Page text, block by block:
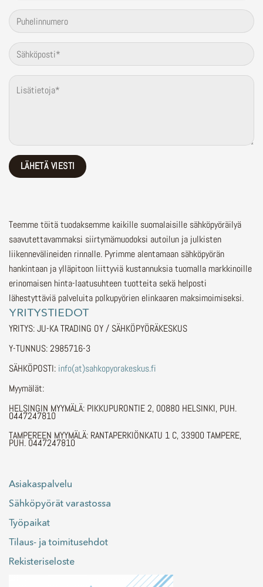
Teemme töitä tuodaksemme kaikille suomalaisille sähköpyöräilyä
saavutettavammaksi siirtymämuodoksi autoilun ja julkisten
liikennevälineiden rinnalle. Pyrimme alentamaan sähköpyörän
hankintaan ja ylläpitoon liittyviä kustannuksia tuomalla markkinoille
erinomaisen hinta-laatusuhteen tuotteita sekä helposti
lähestyttäviä palveluita polkupyörien elinkaaren maksimoimiseksi.
YRITYSTIEDOT
YRITYS: JU-KA TRADING OY / SÄHKÖPYÖRÄKESKUS
Y-TUNNUS: 2985716-3
SÄHKÖPOSTI: info(at)sahkopyorakeskus.fi
Myymälät:
HELSINGIN MYYMÄLÄ: PIKKUPURONTIE 2, 00880 HELSINKI, PUH.
0447247810
TAMPEREEN MYYMÄLÄ: RANTAPERKIÖNKATU 1 C, 33900 TAMPERE,
PUH. 0447247810
Asiakaspalvelu
Sähköpyörät varastossa
Työpaikat
Tilaus- ja toimitusehdot
Rekisteriseloste